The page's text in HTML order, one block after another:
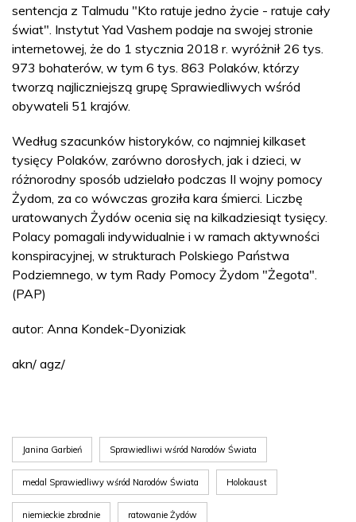
sentencja z Talmudu "Kto ratuje jedno życie - ratuje cały
świat". Instytut Yad Vashem podaje na swojej stronie
internetowej, że do 1 stycznia 2018 r. wyróżnił 26 tys.
973 bohaterów, w tym 6 tys. 863 Polaków, którzy
tworzą najliczniejszą grupę Sprawiedliwych wśród
obywateli 51 krajów.
Według szacunków historyków, co najmniej kilkaset
tysięcy Polaków, zarówno dorosłych, jak i dzieci, w
różnorodny sposób udzielało podczas II wojny pomocy
Żydom, za co wówczas groziła kara śmierci. Liczbę
uratowanych Żydów ocenia się na kilkadziesiąt tysięcy.
Polacy pomagali indywidualnie i w ramach aktywności
konspiracyjnej, w strukturach Polskiego Państwa
Podziemnego, w tym Rady Pomocy Żydom "Żegota".
(PAP)
autor: Anna Kondek-Dyoniziak
akn/ agz/
Janina Garbień Sprawiedliwi wśród Narodów Świata
medal Sprawiedliwy wśród Narodów Świata Holokaust
niemieckie zbrodnie ratowanie Żydów